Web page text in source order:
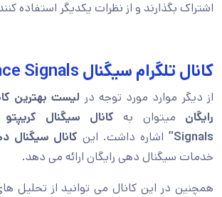
اشتراک بگذارند و از نظرات یکدیگر استفاده
کانال تلگرام سیگنال Binance Signals
از دیگر موارد مورد توجه در لیست بهترین
رایگان میتوان به
Signals” اشاره داشت. این کانال سیگنال
خدمات سیگنال دهی رایگان ارائه می دهد.
همچنین در این کانال می توانید از تحلیل